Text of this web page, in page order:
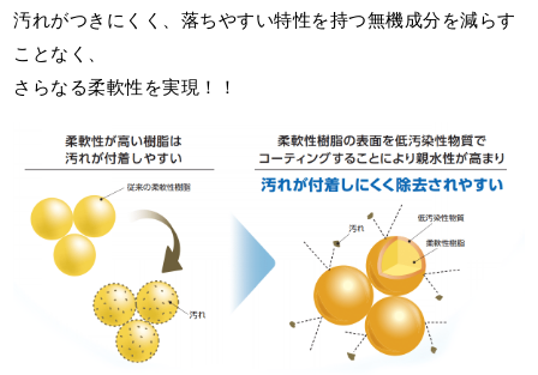
汚れがつきにくく、落ちやすい特性を持つ無機成分を減らす
ことなく、
さらなる柔軟性を実現！！